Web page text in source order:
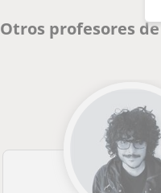
Otros profesores